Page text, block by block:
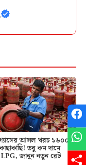
গ্যাসের আসল খরচ ১৬০০
তবু কম দামে
LPG, জানুন নতুন রেট